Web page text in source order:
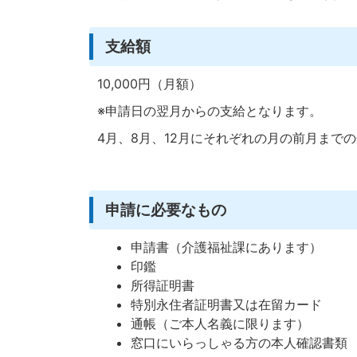
支給額
10,000円（月額）
※申請日の翌月からの支給となります。
4月、8月、12月にそれぞれの月の前月までの
申請に必要なもの
申請書（介護福祉課にあります）
印鑑
所得証明書
特別永住者証明書又は在留カード
通帳（ご本人名義に限ります）
窓口にいらっしゃる方の本人確認書類